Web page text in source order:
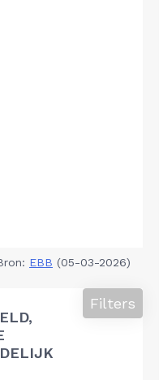
EBB (05-03-2026)
Filters